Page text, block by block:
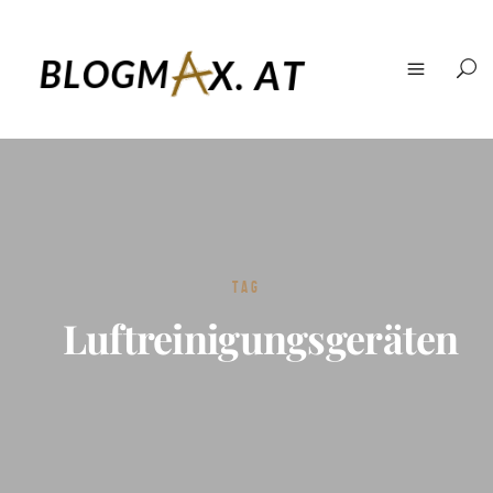
TAG
Luftreinigungsgeräten